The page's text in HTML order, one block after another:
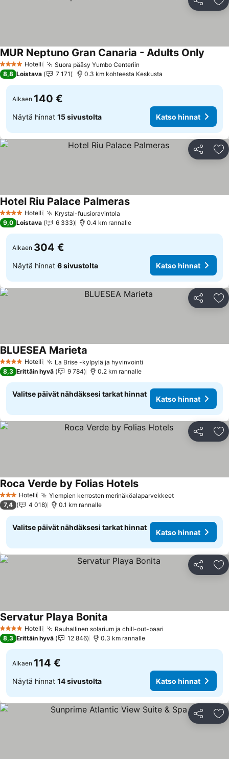
Jaa
4 Tähtiluokitus
Hotelli Suora pääsy Yumbo Centeriin
MUR Neptuno Gran Canaria - Adults Only
8,8 Loistava 7 171 0.3 km kohteesta Keskusta
Alkaen 140 €
Näytä hinnat 15 sivustolta Katso hinnat
Jaa
4 Tähtiluokitus
Hotelli Krystal-fuusioravintola
Hotel Riu Palace Palmeras
9,0 Loistava 6 333 0.4 km rannalle
Alkaen 304 €
Näytä hinnat 6 sivustolta Katso hinnat
Jaa
4 Tähtiluokitus
Hotelli La Brise -kylpylä ja hyvinvointi
BLUESEA Marieta
8,3 Erittäin hyvä 9 784 0.2 km rannalle
Valitse päivät nähdäksesi tarkat hinnat
Katso hinnat
Jaa
3 Tähtiluokitus
Hotelli Ylempien kerrosten merinäköalaparvekkeet
Roca Verde by Folias Hotels
7,4 4 018 0.1 km rannalle
Valitse päivät nähdäksesi tarkat hinnat
Katso hinnat
Jaa
4 Tähtiluokitus
Hotelli Rauhallinen solarium ja chill-out-baari
Servatur Playa Bonita
8,3 Erittäin hyvä 12 846 0.3 km rannalle
Alkaen 114 €
Näytä hinnat 14 sivustolta Katso hinnat
Jaa